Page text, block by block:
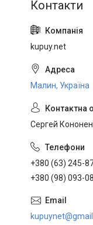
kupuy.net
Малин, Україна
Сергей
+380 (63) 245-
+380 (98) 093-